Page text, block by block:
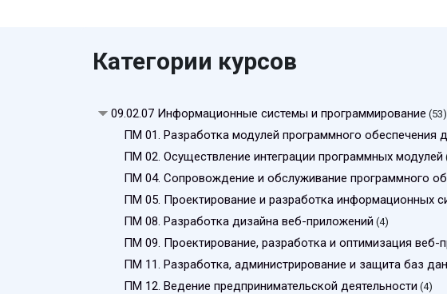
Категории курсов
09.02.07 Информационные системы и программирование (53)
ПМ 01. Разработка модулей программного обеспечения
ПМ 02. Осуществление интеграции программных модулей
ПМ 04. Сопровождение и обслуживание программного
ПМ 05. Проектирование и разработка информационных
ПМ 08. Разработка дизайна веб-приложений (4)
ПМ 09. Проектирование, разработка и оптимизация веб-
ПМ 11. Разработка, администрирование и защита баз
ПМ 12. Ведение предпринимательской деятельности (4)